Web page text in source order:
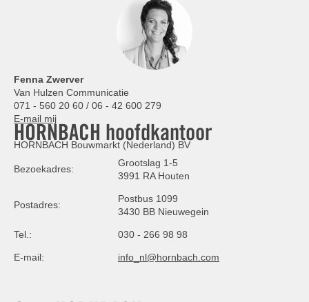
Fenna Zwerver
Van Hulzen Communicatie
071 - 560 20 60 / 06 - 42 600 279
E-mail mij
HORNBACH hoofdkantoor
HORNBACH Bouwmarkt (Nederland) BV
Bezoekadres:
Grootslag 1-5
3991 RA Houten
Postadres:
Postbus 1099
3430 BB Nieuwegein
Tel.: 030 - 266 98 98
E-mail: info_nl@hornbach.com